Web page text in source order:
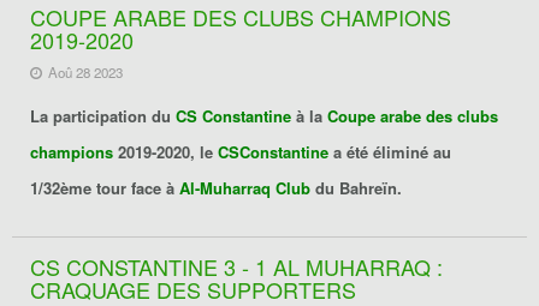
COUPE ARABE DES CLUBS CHAMPIONS
2019-2020
Aoû 28 2023
La participation du CS Constantine à la Coupe arabe des clubs
champions 2019-2020, le CSConstantine a été éliminé au
1/32ème tour face à Al-Muharraq Club du Bahreïn.
CS CONSTANTINE 3 - 1 AL MUHARRAQ :
CRAQUAGE DES SUPPORTERS